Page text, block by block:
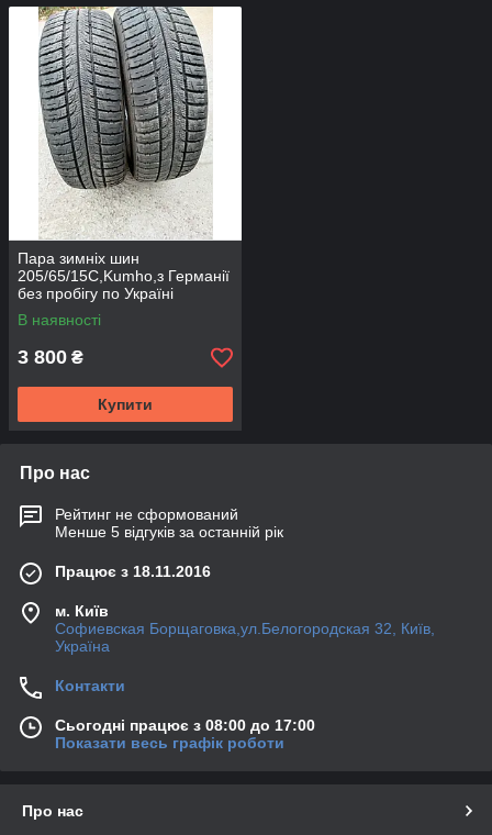
Пара зимніх шин
205/65/15С,Kumho,з Германії
без пробігу по Україні
В наявності
3 800 ₴
Купити
Про нас
Рейтинг не сформований
Менше 5 відгуків за останній рік
Працює з 18.11.2016
м. Київ
Софиевская Борщаговка,ул.Белогородская 32, Київ,
Україна
Контакти
Сьогодні працює з 08:00 до 17:00
Показати весь графік роботи
Про нас